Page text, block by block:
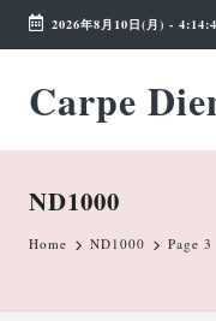
Skip
content
2026年8月10日(月) -
Carpe
Weekend
Wonderland
ND1000
Home ND1000 Page 3